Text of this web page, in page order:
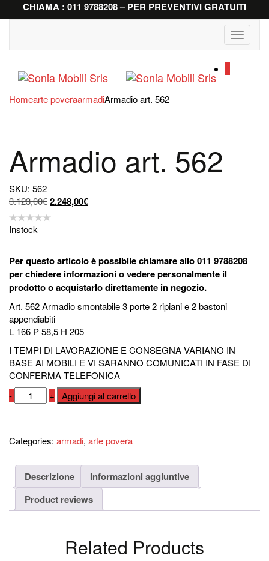
CHIAMA : 011 9788208 – PER PREVENTIVI GRATUITI
Toggle
Homearte poveraarmadiArmadio art. 562
Armadio art. 562
SKU: 562
3.123,00€Il
2.248,00€Il
Instock
Per questo articolo è possibile chiamare allo 011 9788208
per chiedere informazioni o vedere personalmente il
prodotto o acquistarlo direttamente in negozio.
Art. 562 Armadio smontabile 3 porte 2 ripiani e 2 bastoni
appendiabiti
L 166 P 58,5 H 205
I TEMPI DI LAVORAZIONE E CONSEGNA VARIANO IN
BASE AI MOBILI E VI SARANNO COMUNICATI IN FASE DI
CONFERMA TELEFONICA
-Armadio
art.
+ Aggiungi al carrello
Categories: armadi, arte povera
Descrizione
Informazioni aggiuntive
Product reviews
Related Products